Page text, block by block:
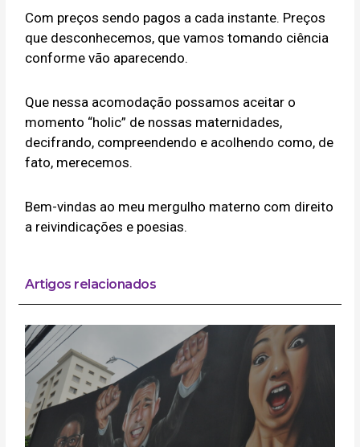
Com preços sendo pagos a cada instante. Preços
que desconhecemos, que vamos tomando ciência
conforme vão aparecendo.
Que nessa acomodação possamos aceitar o
momento “holic” de nossas maternidades,
decifrando, compreendendo e acolhendo como, de
fato, merecemos.
Bem-vindas ao meu mergulho materno com direito
a reivindicações e poesias.
Artigos relacionados